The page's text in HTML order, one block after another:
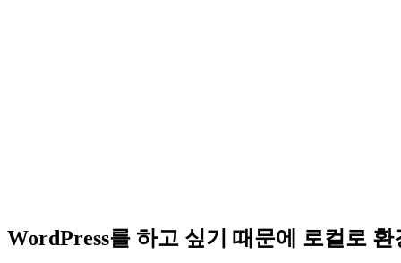
WordPress를 하고 싶기 때문에 로컬로